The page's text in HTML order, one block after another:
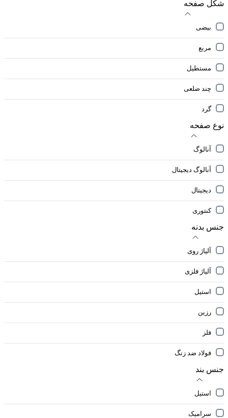
شکل صفحه
بیضی
مربع
مستطیل
چند ضلعی
گرد
نوع صفحه
آنالوگ
آنالوگ دیجیتال
دیجیتال
کنتوری
جنس بدنه
آلیاژ روی
آلیاژ فلزی
استیل
رزین
فلز
فولاد ضد زنگ
جنس بند
استیل
سرامیک